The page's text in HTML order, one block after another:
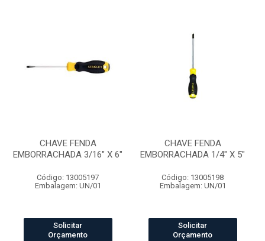
CHAVE FENDA
EMBORRACHADA 3/16" X 6"
Código: 13005197
Embalagem: UN/01
Solicitar
Orçamento
CHAVE FENDA
EMBORRACHADA 1/4" X 5"
Código: 13005198
Embalagem: UN/01
Solicitar
Orçamento